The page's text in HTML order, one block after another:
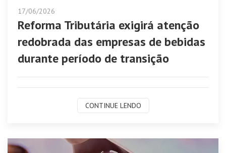
17/06/2026
Reforma Tributária exigirá atenção
redobrada das empresas de bebidas
durante período de transição
CONTINUE LENDO